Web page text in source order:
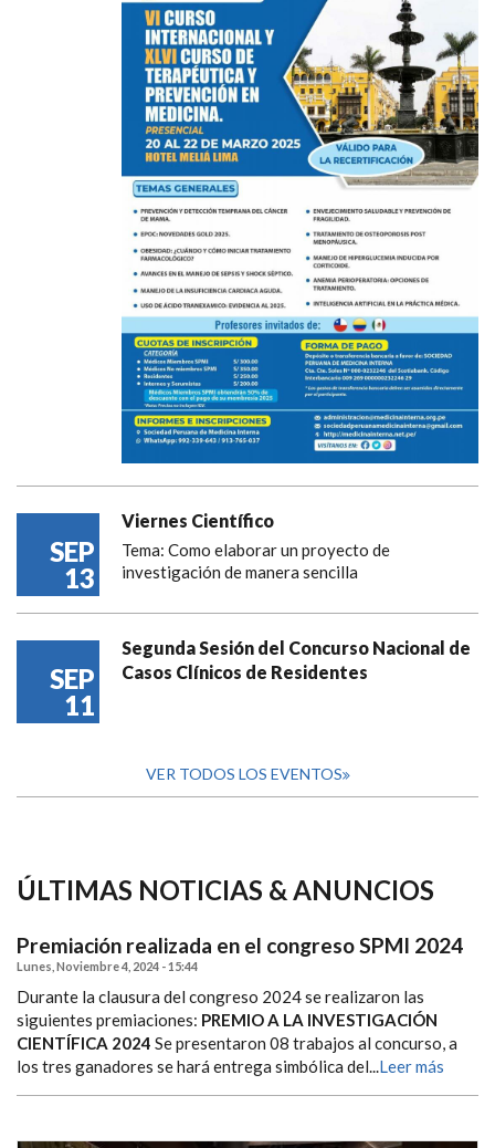
SEP
13
Viernes Científico
Tema: Como elaborar un proyecto de
investigación de manera sencilla
SEP
11
Segunda Sesión del Concurso Nacional de
Casos Clínicos de Residentes
VER TODOS LOS EVENTOS
ÚLTIMAS NOTICIAS & ANUNCIOS
Premiación realizada en el congreso SPMI 2024
Lunes, Noviembre 4, 2024 - 15:44
Durante la clausura del congreso 2024 se realizaron las
siguientes premiaciones: PREMIO A LA INVESTIGACIÓN
CIENTÍFICA 2024 Se presentaron 08 trabajos al concurso, a
los tres ganadores se hará entrega simbólica del...Leer más